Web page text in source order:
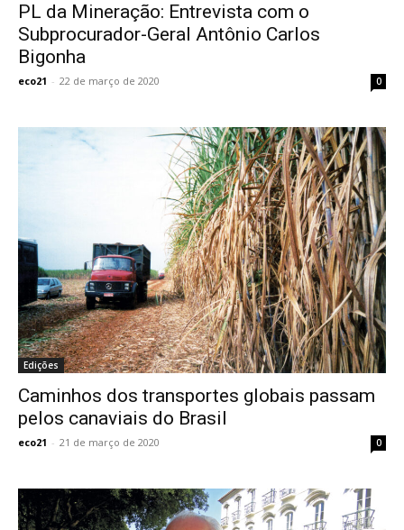
PL da Mineração: Entrevista com o
Subprocurador-Geral Antônio Carlos
Bigonha
eco21 - 22 de março de 2020 0
Edições
Caminhos dos transportes globais passam
pelos canaviais do Brasil
eco21 - 21 de março de 2020 0